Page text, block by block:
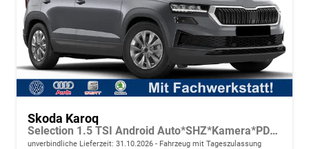
Skoda Karoq
Selection 1.5 TSI Android Auto*SHZ*Kamera*PDC v/h*Klimaauto*SUNSET*LED
unverbindliche Lieferzeit: 31.10.2026 Fahrzeug mit Tageszulassung